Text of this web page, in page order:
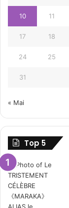
10 11
17 18
24 25
31
« Mai
Top 5